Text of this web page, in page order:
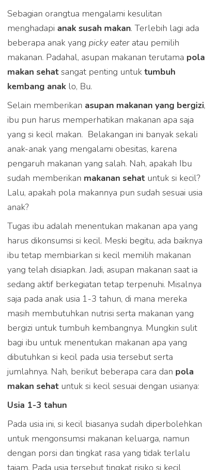
Sebagian orangtua mengalami kesulitan
menghadapi anak susah makan. Terlebih lagi ada
beberapa anak yang picky eateratau pemilih
makanan. Padahal, asupan makanan terutama pola
makan sehat sangat penting untuk tumbuh
kembang anak lo, Bu.
Selain memberikan asupan makanan yang bergizi,
ibu pun harus memperhatikan makanan apa saja
yang si kecil makan. Belakangan ini banyak sekali
anak-anak yang mengalami obesitas, karena
pengaruh makanan yang salah. Nah, apakah Ibu
sudah memberikan makanan sehat untuk si kecil?
Lalu, apakah pola makannya pun sudah sesuai usia
anak?
Tugas ibu adalah menentukan makanan apa yang
harus dikonsumsi si kecil. Meski begitu, ada baiknya
ibu tetap membiarkan si kecil memilih makanan
yang telah disiapkan. Jadi, asupan makanan saat ia
sedang aktif berkegiatan tetap terpenuhi. Misalnya
saja pada anak usia 1-3 tahun, di mana mereka
masih membutuhkan nutrisi serta makanan yang
bergizi untuk tumbuh kembangnya. Mungkin sulit
bagi ibu untuk menentukan makanan apa yang
dibutuhkan si kecil pada usia tersebut serta
jumlahnya. Nah, berikut beberapa cara dan pola
makan sehat untuk si kecil sesuai dengan usianya:
Usia 1-3 tahun
Pada usia ini, si kecil biasanya sudah diperbolehkan
untuk mengonsumsi makanan keluarga, namun
dengan porsi dan tingkat rasa yang tidak terlalu
tajam. Pada usia tersebut tingkat risiko si kecil